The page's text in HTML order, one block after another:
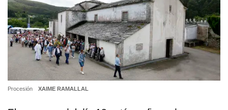
Procesión XAIME RAMALLAL